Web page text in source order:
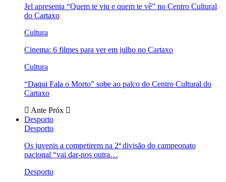
Jel apresenta “Quem te viu e quem te vê” no Centro Cultural
do Cartaxo
Cultura
Cinema: 6 filmes para ver em julho no Cartaxo
Cultura
“Daqui Fala o Morto” sobe ao palco do Centro Cultural do
Cartaxo
Ante Próx
Desporto
Desporto
Os juvenis a competirem na 2ª divisão do campeonato
nacional “vai dar-nos outra…
Desporto